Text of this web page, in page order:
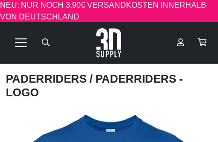
NEU: NUR NOCH 3.90€ VERSANDKOSTEN INNERHALB
VON DEUTSCHLAND
PADERRIDERS / PADERRIDERS -
LOGO